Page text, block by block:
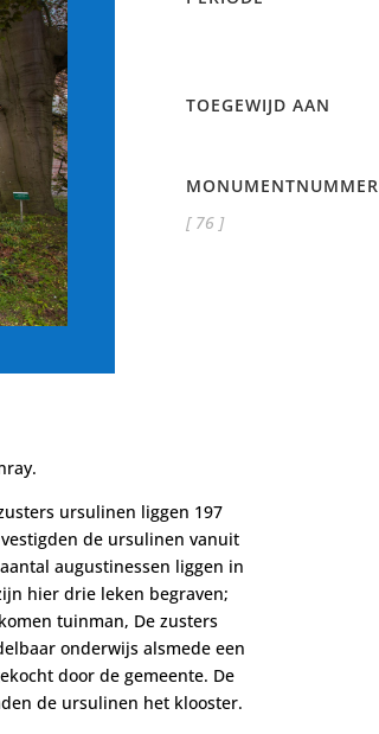
TOEGEWIJD AAN
MONUMENTNUMMER
[ 76 ]
ursulinen liggen 197
de ursulinen vanuit
augustinessen liggen in
hier drie leken begraven;
tuinman, De zusters
onderwijs alsmede een
door de gemeente. De
de ursulinen het klooster.